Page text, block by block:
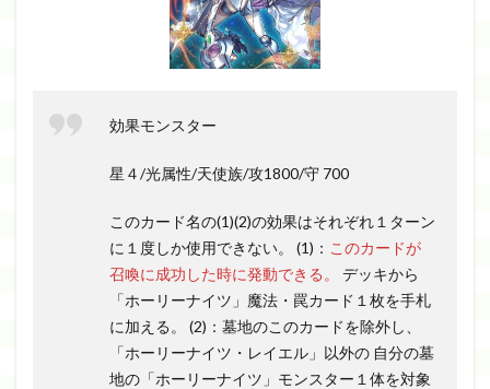
効果モンスター
星４/光属性/天使族/攻1800/守 700
このカード名の(1)(2)の効果はそれぞれ１ターン
に１度しか使用できない。 (1)： このカードが
召喚に成功した時に発動できる。
デッキから
「ホーリーナイツ」魔法・罠カード１枚を手札
に加える。 (2)：墓地のこのカードを除外し、
「ホーリーナイツ・レイエル」以外の 自分の墓
地の「ホーリーナイツ」モンスター１体を対象